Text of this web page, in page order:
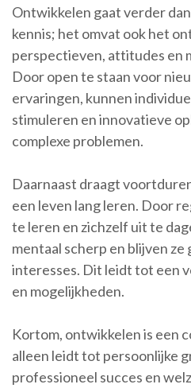
Ontwikkelen gaat verder
kennis; het omvat ook het
perspectieven, attitudes en
Door open te staan voor
ervaringen, kunnen
stimuleren en innovatieve
complexe problemen.
Daarnaast draagt
een leven lang leren. Door
te leren en zichzelf uit te
mentaal scherp en blijven
interesses. Dit leidt tot een
en mogelijkheden.
Kortom, ontwikkelen is een
alleen leidt tot persoonlijke
professioneel succes en